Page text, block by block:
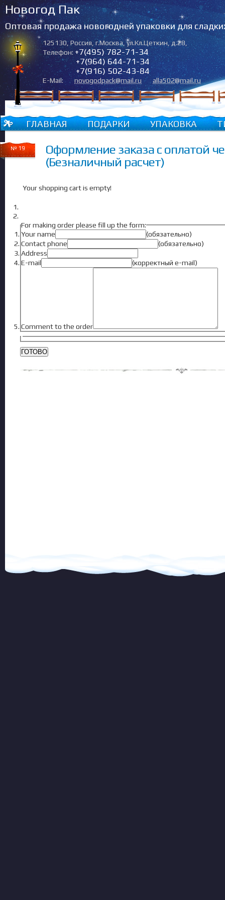
Новогод Пак
Оптовая продажа новогодней упаковки для
125130,Россия,г.Москва,ул.Кл.Цеткин, д.28
Телефон: +7(495) 782-71-34
+7(964) 644-71-34
+7(916) 502-43-84
E-Mail: novogodpack@mail.ru alla502@mail.ru
ГЛАВНАЯ ПОДАРКИ УПАКОВКА
№ 19
Оформление заказа с оплатой
(Безналичный расчет)
Your shopping cart is empty!
For making order please fill up the form:
Your name
(обязательно)
Contact phone
(обязательно)
Address
E-mail
(корректный e-mail)
Comment to the order